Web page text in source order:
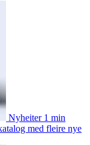
Nyheiter 1 min
med fleire nye